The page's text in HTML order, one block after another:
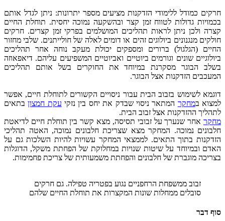
חרקים כמודל ללימודי הזדקנות מציעים מספר יתרונות: ניתן לגדל אותם
בכמויות גדולות לטווח זמן קצר ובהשקעה נמוכה יחסית. תוחלת החיים
קצרה ולכן ניתן לראות תהליכים המושלמים בפרקי זמן קצרים. חרקים
חולקים מנגנונים ביולוגים זהים או דומים לאלה של חולייתנים. שלבי מחזור
החיים (הגלגול) ברורים ומספקים יכולת מעקב נוחה אחר תהליכים
ביולוגיים שונים וגורמים ביוטיים ואביוטיים המשפיעים עליהם. דיאפאוזה
בשלב הבוגר מסקרנת במיוחד את החוקרים בשל אותם תהליכים
המעכבים הזדקנות אצל הבוגר.
דוגמא לשימוש בזבוב הבית עבור ניסויים הקשורים לתוחלת חיים, אפשר
למצוא במחקר המתאר ניסוי שבדק את יחס בין נזקי עקת חמצוןבתאים
לתהליך ההזדקנות אצל זבוב הבית.
מחקר אחר שנערך על זבובי תסיסה, מצא קשר בין תוחלת חיים לדיאטת
חלבונים נמוכה. המחקר מצא שצריכת חלבונים נמוכה, האטה תהליכי
הזדקנות בתוך התאים. לממצאי המחקר עשויות להיות השלכות גם על
האדם ובמיוחד על שיטות שנויות במחלוקת של הפחתת משקל, הדוגלות
בצריכה מוגברת של חלבונים והפחתת משמעותית של צריכת פחמימות.
זבוב ממשפחת הרחפניים נגוע בפטריה טפילה. גם חרקים
סובלים ממחלות שונות המקצרות את תוחלת החיים שלהם
סוף דבר